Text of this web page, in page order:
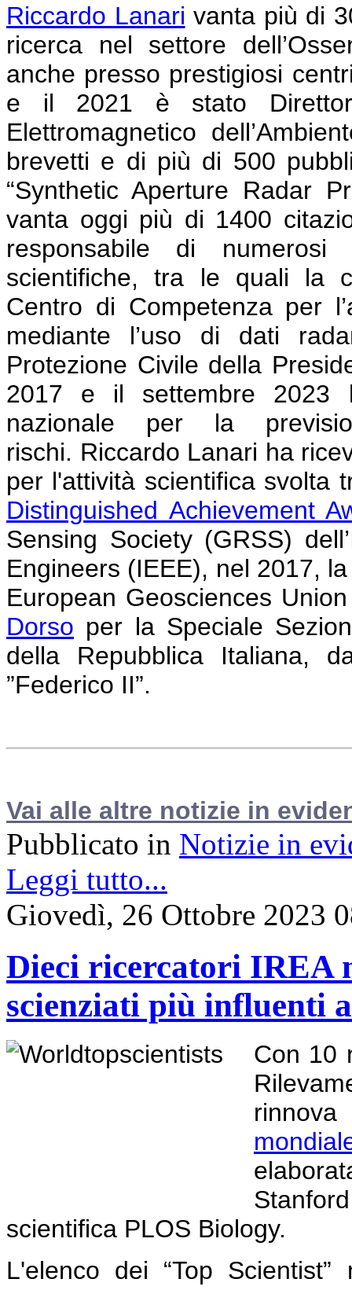
Riccardo Lanari vanta più di
ricerca nel settore
anche presso prestigiosi
e il 2021 è stato
Elettromagnetico
brevetti e di più di 500
“Synthetic Aperture Radar
vanta oggi più di 1400
responsabile di
scientifiche, tra le quali la
Centro di Competenza per
mediante l’uso di dati
Protezione Civile della
2017 e il settembre 2023
nazionale per la
rischi. Riccardo Lanari ha
per l'attività scientifica svolta
Distinguished Achievement
Sensing Society (GRSS)
Engineers (IEEE), nel 2017,
European Geosciences
Dorso per la Speciale
della Repubblica Italiana,
”Federico II”.
Vai alle altre notizie in
Pubblicato in Notizie in
Leggi tutto...
Giovedì, 26 Ottobre 2023
Dieci ricercatori IREA
scienziati più influenti
Con 10
scientifica PLOS Biology.
L'elenco dei “Top